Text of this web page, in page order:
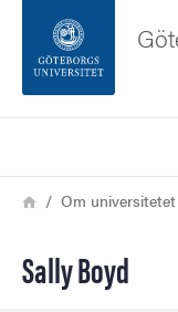
Sidfoten
Länkstig
HemOm universitetet
Sally Boyd